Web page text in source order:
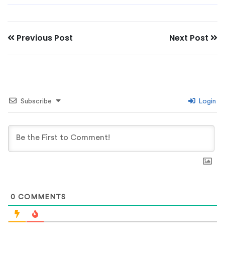
Previous Post Next Post
Subscribe Login
0 COMMENTS